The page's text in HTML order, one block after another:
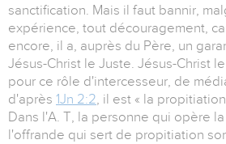
sanctification. Mais il faut bannir,
expérience, tout découragement,
encore, il a, auprès du Père, un
Jésus-Christ le Juste. Jésus-Christ
pour ce rôle d'intercesseur, de
d'après 1Jn 2:2, il est « la
Dans l'A. T, la personne qui opère
l'offrande qui sert de propitiation